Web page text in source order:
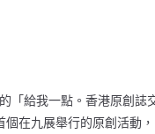
「給我一點。香港原創
在九展舉行的原創活動